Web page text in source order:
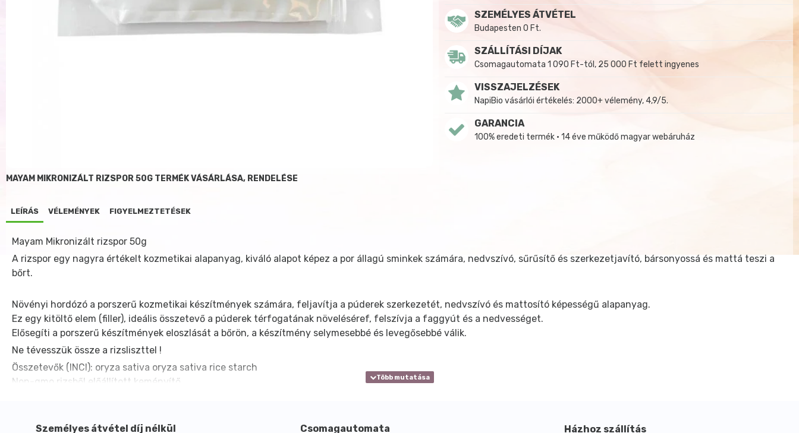
SZEMÉLYES ÁTVÉTEL
Budapesten 0 Ft.
SZÁLLÍTÁSI DÍJAK
Csomagautomata 1 090 Ft-tól, 25 000 Ft felett ingyenes
VISSZAJELZÉSEK
NapiBio vásárlói értékelés: 2000+ vélemény, 4,9/5.
GARANCIA
100% eredeti termék • 14 éve működő magyar webáruház
MAYAM MIKRONIZÁLT RIZSPOR 50G TERMÉK VÁSÁRLÁSA, RENDELÉSE
LEÍRÁS VÉLEMÉNYEK FIGYELMEZTETÉSEK
Mayam Mikronizált rizspor 50g
A rizspor egy nagyra értékelt kozmetikai alapanyag, kiváló alapot képez a por állagú sminkek számára, nedvszívó, sűrűsítő és szerkezetjavító, bársonyossá és mattá teszi a
bőrt.
Növényi hordózó a porszerű kozmetikai készítmények számára, feljavítja a púderek szerkezetét, nedvszívó és mattosító képességű alapanyag.
Ez egy kitöltő elem (filler), ideális összetevő a púderek térfogatának növeléséref, felszívja a faggyút és a nedvességet.
Elősegíti a porszerű készítmények eloszlását a bőrön, a készítmény selymesebbé és levegősebbé válik.
Ne tévesszük össze a rizsliszttel !
Összetevők (INCI): oryza sativa oryza sativa rice starch
Non-gmo rizsből előállított keményítő
- sűrűsítő és szerkezetjavító
Személyes átvétel díj nélkül Csomagautomata Házhoz szállítás